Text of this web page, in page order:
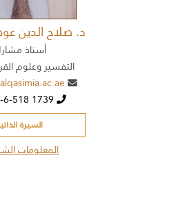
د. صلاح الدين
أستاذ
التفسير وعلوم
السيرة
المعلومات